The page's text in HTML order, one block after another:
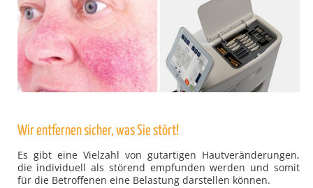
Wir entfernen sicher, was Sie stört!
Es gibt eine Vielzahl von gutartigen Hautveränderungen,
die individuell als störend empfunden werden und somit
für die Betroffenen eine Belastung darstellen können.